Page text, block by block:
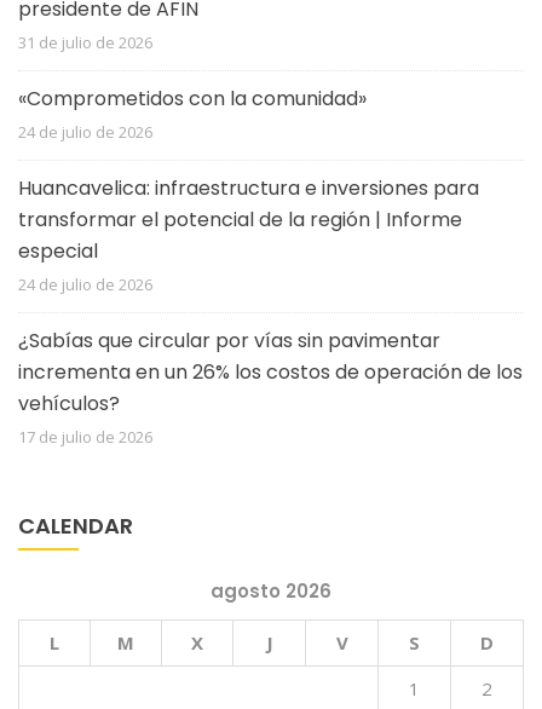
presidente de AFIN
31 de julio de 2026
«Comprometidos con la comunidad»
24 de julio de 2026
Huancavelica: infraestructura e inversiones para
transformar el potencial de la región | Informe
especial
24 de julio de 2026
¿Sabías que circular por vías sin pavimentar
incrementa en un 26% los costos de operación de los
vehículos?
17 de julio de 2026
CALENDAR
agosto 2026
L M X J V S
D
1
2